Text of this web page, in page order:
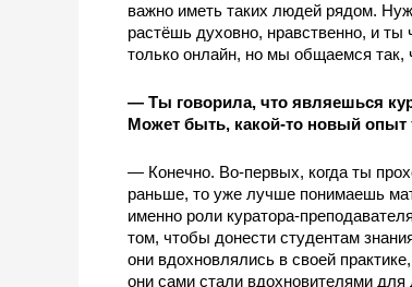
важно иметь таких людей рядом.
растёшь духовно, нравственно, и
только онлайн, но мы общаемся так,
— Ты говорила, что являешься
Может быть, какой-то новый опыт
— Конечно. Во-первых, когда ты
раньше, то уже лучше понимаешь
именно роли куратора-
том, чтобы донести студентам
они вдохновлялись в своей
они сами стали вдохновителями